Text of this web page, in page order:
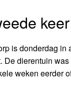
is donderdag
De dierentuin
weken eerder